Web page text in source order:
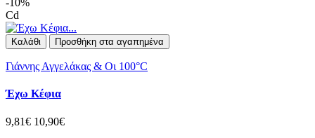
-10%
Cd
Καλάθι Προσθήκη στα αγαπημένα
Γιάννης Αγγελάκας & Οι 100°C
Έχω Κέφια
9,81€ 10,90€